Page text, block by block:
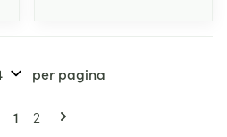
Pagina's
U lees momenteel pagina
1 Pagina
2
per pagina